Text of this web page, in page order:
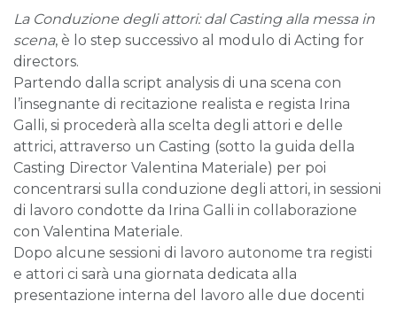
La Conduzione degli attori: dal Casting alla messa in
scena, è lo step successivo al modulo di Acting for
directors.
Partendo dalla script analysis di una scena con
l’insegnante di recitazione realista e regista Irina
Galli, si procederà alla scelta degli attori e delle
attrici, attraverso un Casting (sotto la guida della
Casting Director Valentina Materiale) per poi
concentrarsi sulla conduzione degli attori, in sessioni
di lavoro condotte da Irina Galli in collaborazione
con Valentina Materiale.
Dopo alcune sessioni di lavoro autonome tra registi
e attori ci sarà una giornata dedicata alla
presentazione interna del lavoro alle due docenti